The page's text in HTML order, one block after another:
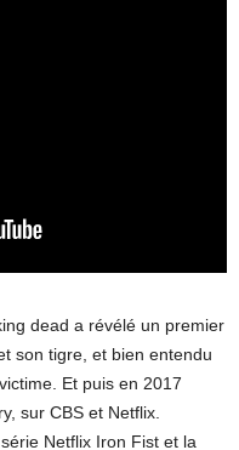
dead a révélé un premier
son tigre, et bien entendu
Et puis en 2017
sur CBS et Netflix.
Netflix Iron Fist et la